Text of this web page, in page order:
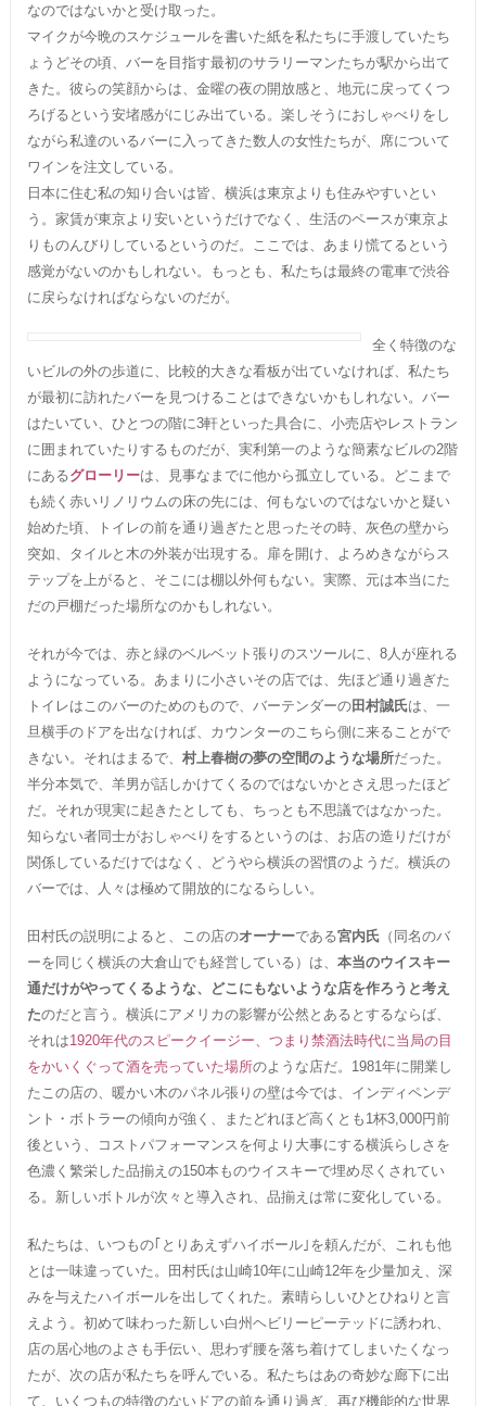
なのではないかと受け取った。
マイクが今晩のスケジュールを書いた紙を私たちに手渡していたち
ょうどその頃、バーを目指す最初のサラリーマンたちが駅から出て
きた。彼らの笑顔からは、金曜の夜の開放感と、地元に戻ってくつ
ろげるという安堵感がにじみ出ている。楽しそうにおしゃべりをし
ながら私達のいるバーに入ってきた数人の女性たちが、席について
ワインを注文している。
日本に住む私の知り合いは皆、横浜は東京よりも住みやすいとい
う。家賃が東京より安いというだけでなく、生活のペースが東京よ
りものんびりしているというのだ。ここでは、あまり慌てるという
感覚がないのかもしれない。もっとも、私たちは最終の電車で渋谷
に戻らなければならないのだが。
全く特徴のな
いビルの外の歩道に、比較的大きな看板が出ていなければ、私たち
が最初に訪れたバーを見つけることはできないかもしれない。バー
はたいてい、ひとつの階に3軒といった具合に、小売店やレストラン
に囲まれていたりするものだが、実利第一のような簡素なビルの2階
にあるグローリーは、見事なまでに他から孤立している。どこまで
も続く赤いリノリウムの床の先には、何もないのではないかと疑い
始めた頃、トイレの前を通り過ぎたと思ったその時、灰色の壁から
突如、タイルと木の外装が出現する。扉を開け、よろめきながらス
テップを上がると、そこには棚以外何もない。実際、元は本当にた
だの戸棚だった場所なのかもしれない。
それが今では、赤と緑のベルベット張りのスツールに、8人が座れる
ようになっている。あまりに小さいその店では、先ほど通り過ぎた
トイレはこのバーのためのもので、バーテンダーの田村誠氏は、一
旦横手のドアを出なければ、カウンターのこちら側に来ることがで
きない。それはまるで、 村上春樹の夢の空間のような場所だった。
半分本気で、羊男が話しかけてくるのではないかとさえ思ったほど
だ。それが現実に起きたとしても、ちっとも不思議ではなかった。
知らない者同士がおしゃべりをするというのは、お店の造りだけが
関係しているだけではなく、どうやら横浜の習慣のようだ。横浜の
バーでは、人々は極めて開放的になるらしい。
田村氏の説明によると、この店のオーナーである宮内氏（同名のバ
ーを同じく横浜の大倉山でも経営している）は、 本当のウイスキー
通だけがやってくるような、どこにもないような店を作ろうと考え
たのだと言う。横浜にアメリカの影響が公然とあるとするならば、
それは1920年代のスピークイージー、つまり禁酒法時代に当局の目
をかいくぐって酒を売っていた場所のような店だ。1981年に開業し
たこの店の、暖かい木のパネル張りの壁は今では、インディペンデ
ント・ボトラーの傾向が強く、またどれほど高くとも1杯3,000円前
後という、コストパフォーマンスを何より大事にする横浜らしさを
色濃く繁栄した品揃えの150本ものウイスキーで埋め尽くされてい
る。新しいボトルが次々と導入され、品揃えは常に変化している。
私たちは、いつもの｢とりあえずハイボール｣を頼んだが、これも他
とは一味違っていた。田村氏は山崎10年に山崎12年を少量加え、深
みを与えたハイボールを出してくれた。素晴らしいひとひねりと言
えよう。初めて味わった新しい白州ヘビリーピーテッドに誘われ、
店の居心地のよさも手伝い、思わず腰を落ち着けてしまいたくなっ
たが、次の店が私たちを呼んでいる。私たちはあの奇妙な廊下に出
て、いくつもの特徴のないドアの前を通り過ぎ、再び機能的な世界